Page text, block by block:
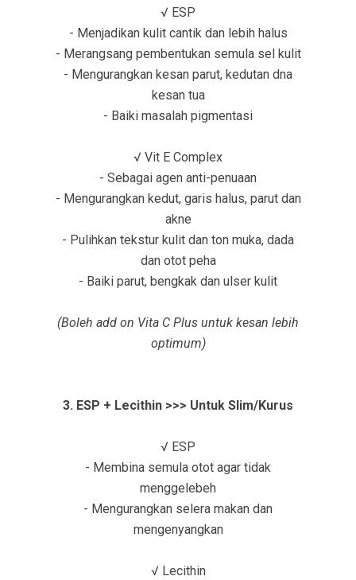
√ ESP
- Menjadikan kulit cantik dan lebih halus
- Merangsang pembentukan semula sel kulit
- Mengurangkan kesan parut, kedutan dna
kesan tua
- Baiki masalah pigmentasi
√ Vit E Complex
- Sebagai agen anti-penuaan
- Mengurangkan kedut, garis halus, parut dan
akne
- Pulihkan tekstur kulit dan ton muka, dada
dan otot peha
- Baiki parut, bengkak dan ulser kulit
(Boleh add on Vita C Plus untuk kesan lebih
optimum)
3. ESP + Lecithin >>> Untuk Slim/Kurus
√ ESP
- Membina semula otot agar tidak
menggelebeh
- Mengurangkan selera makan dan
mengenyangkan
√ Lecithin